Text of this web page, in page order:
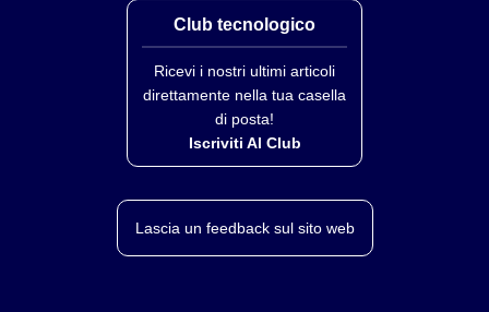
Club tecnologico
Ricevi i nostri ultimi articoli
direttamente nella tua casella
di posta!
Iscriviti Al Club
Lascia un feedback sul sito web